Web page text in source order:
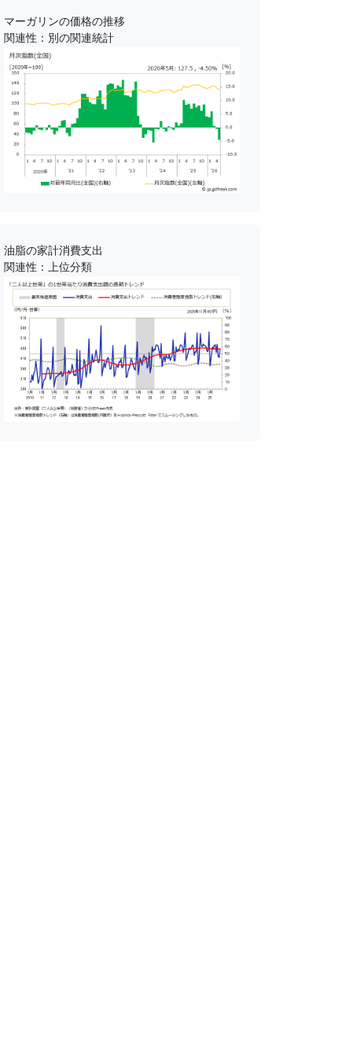
マーガリンの価格の推移
関連性：別の関連統計
油脂の家計消費支出
関連性：上位分類